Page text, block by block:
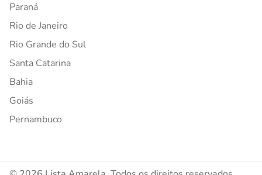
Paraná
Rio de Janeiro
Rio Grande do Sul
Santa Catarina
Bahia
Goiás
Pernambuco